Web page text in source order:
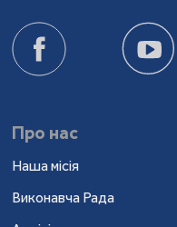
Про нас
Наша місія
Виконавча Рада